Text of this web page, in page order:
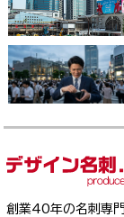
創業40年の名刺専門